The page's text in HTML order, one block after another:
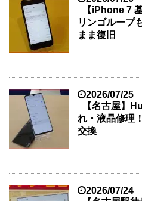
【iPhone 7
リンゴループ
まま復旧
2026/07/25
【名古屋】
れ・液晶修理
交換
2026/07/24